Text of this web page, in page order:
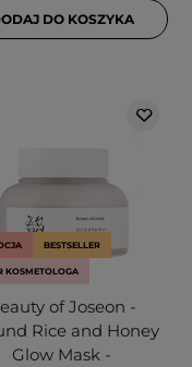
DO KOSZYKA
BESTSELLER
KOSMETOLOGA
of Joseon -
Rice and Honey
Glow Mask -